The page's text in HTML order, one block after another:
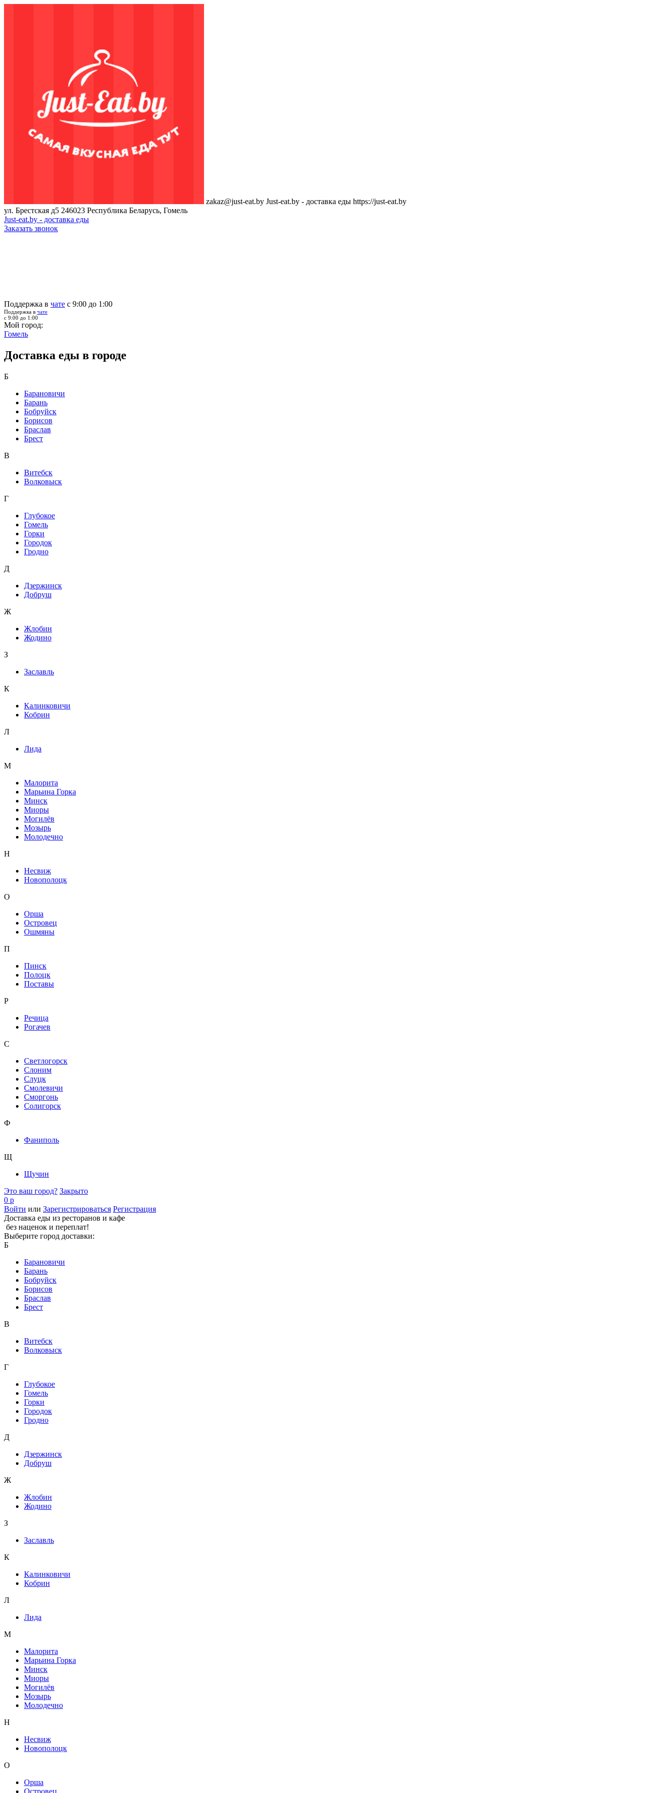
zakaz@just-eat.by Just-eat.by - доставка еды https://just-eat.by
ул. Брестская д5 246023 Республика Беларусь, Гомель
Just-eat.by - доставка еды
Заказать звонок
Поддержка в чате с 9:00 до 1:00
Поддержка в чате
с 9:00 до 1:00
Мой город:
Гомель
Доставка еды в городе
Б
Барановичи
Барань
Бобруйск
Борисов
Браслав
Брест
В
Витебск
Волковыск
Г
Глубокое
Гомель
Горки
Городок
Гродно
Д
Дзержинск
Добруш
Ж
Жлобин
Жодино
З
Заславль
К
Калинковичи
Кобрин
Л
Лида
М
Малорита
Марьина Горка
Минск
Миоры
Могилёв
Мозырь
Молодечно
Н
Несвиж
Новополоцк
О
Орша
Островец
Ошмяны
П
Пинск
Полоцк
Поставы
Р
Речица
Рогачев
С
Светлогорск
Слоним
Слуцк
Смолевичи
Сморгонь
Солигорск
Ф
Фаниполь
Щ
Щучин
Это ваш город? Закрыто
0 р
Войти или Зарегистрироваться Регистрация
Доставка еды из ресторанов и кафе
без наценок и переплат!
Выберите город доставки:
Б
Барановичи
Барань
Бобруйск
Борисов
Браслав
Брест
В
Витебск
Волковыск
Г
Глубокое
Гомель
Горки
Городок
Гродно
Д
Дзержинск
Добруш
Ж
Жлобин
Жодино
З
Заславль
К
Калинковичи
Кобрин
Л
Лида
М
Малорита
Марьина Горка
Минск
Миоры
Могилёв
Мозырь
Молодечно
Н
Несвиж
Новополоцк
О
Орша
Островец